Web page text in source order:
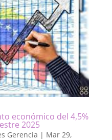
económico del 4,5%
2025
Gerencia | Mar 29,